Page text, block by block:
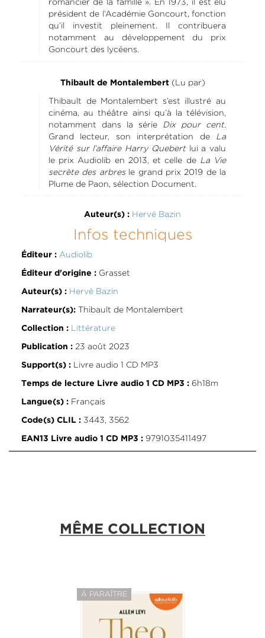
président de l’Académie Goncourt, fonction
qu’il investit pleinement. Il contribuera
notamment au développement du prix
Goncourt des lycéens.
Thibault de Montalembert(Lu par)
Thibault de Montalembert s’est illustré au
cinéma, au théâtre ainsi qu’à la télévision,
notamment dans la série Dix pour cent.
Grand lecteur, son interprétation de La
Vérité sur l’affaire Harry Quebertlui a valu
le prix Audiolib en 2013, et celle deLa Vie
secrète des arbresle grand prix 2019 de la
Plume de Paon, sélection Document.
Auteur(s) : Hervé Bazin
Infos techniques
Éditeur : Audiolib
Éditeur d'origine :Grasset
Auteur(s) : Hervé Bazin
Narrateur(s):Thibault de Montalembert
Collection : Littérature
Publication :23 août 2023
Support(s) :Livre audio 1 CD MP3
Temps de lecture Livre audio 1 CD MP3 :6h18m
Langue(s) :Français
Code(s) CLIL :3443, 3562
EAN13 Livre audio 1 CD MP3 :9791035411497
MÊME COLLECTION
À PARAÎTRE